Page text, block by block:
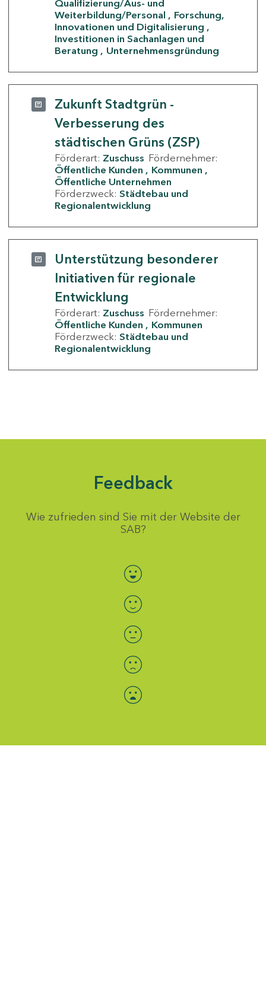
Qualifizierung/Aus- und
Weiterbildung/Personal
Forschung,
Innovationen und Digitalisierung
Investitionen in Sachanlagen und
Beratung
Unternehmensgründung
Zukunft Stadtgrün -
Verbesserung des
städtischen Grüns (ZSP)
Förderart: Zuschuss Fördernehmer:
Öffentliche Kunden
Kommunen
Öffentliche Unternehmen
Förderzweck: Städtebau und
Regionalentwicklung
Unterstützung besonderer
Initiativen für regionale
Entwicklung
Förderart: Zuschuss Fördernehmer:
Öffentliche Kunden
Kommunen
Förderzweck: Städtebau und
Regionalentwicklung
Feedback
Wie zufrieden sind Sie mit der Website der
SAB?
Bewertung auswählen